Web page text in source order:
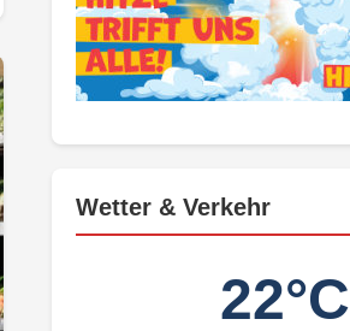
Wetter & Verkehr
22°C